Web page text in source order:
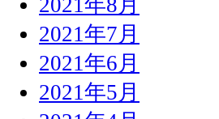
2021年7月
2021年6月
2021年5月